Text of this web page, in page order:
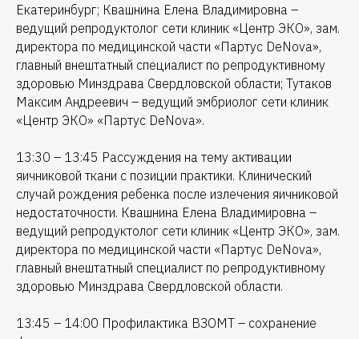
Екатеринбург; Квашнина Елена Владимировна –
ведущий репродуктолог сети клиник «Центр ЭКО», зам.
директора по медицинской части «Партус DeNova»,
главный внештатный специалист по репродуктивному
здоровью Минздрава Свердловской области; Тутаков
Максим Андреевич – ведущий эмбриолог сети клиник
«Центр ЭКО» «Партус DeNova».
13:30 – 13:45 Рассуждения на тему активации
яичниковой ткани с позиции практики. Клинический
случай рождения ребенка после излечения яичниковой
недостаточности. Квашнина Елена Владимировна –
ведущий репродуктолог сети клиник «Центр ЭКО», зам.
директора по медицинской части «Партус DeNova»,
главный внештатный специалист по репродуктивному
здоровью Минздрава Свердловской области.
13:45 – 14:00 Профилактика ВЗОМТ – сохранение